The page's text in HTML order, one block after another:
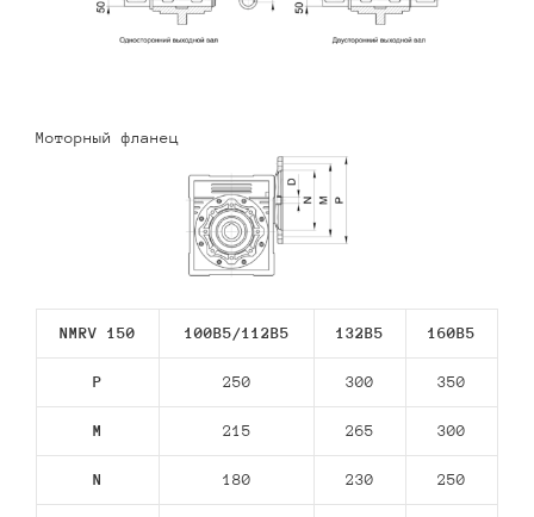
Моторный фланец
NMRV 150 100B5/112В5 132В5 160В5
P 250 300 350
M 215 265 300
N 180 230 250